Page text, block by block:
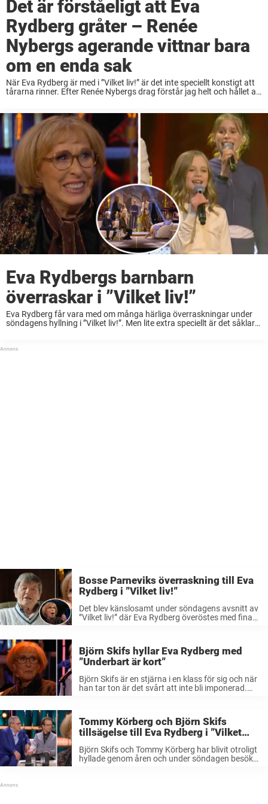
Det är förståeligt att Eva
Rydberg gråter – Renée
Nybergs agerande vittnar bara
om en enda sak
När Eva Rydberg är med i ”Vilket liv!” är det inte speciellt konstigt att
tårarna rinner. Efter Renée Nybergs drag förstår jag helt och hållet att
Eva Rydbergs barnbarn
överraskar i ”Vilket liv!”
Eva Rydberg får vara med om många härliga överraskningar under
söndagens hyllning i ”Vilket liv!”. Men lite extra speciellt är det såklart
Bosse Parneviks överraskning till Eva
Rydberg i ”Vilket liv!”
Det blev känslosamt under söndagens avsnitt av
”Vilket liv!” där Eva Rydberg överöstes med fina
Björn Skifs hyllar Eva Rydberg med
”Underbart är kort”
Björn Skifs är en stjärna i en klass för sig och när
han tar ton är det svårt att inte bli imponerad.
Tommy Körberg och Björn Skifs
tillsägelse till Eva Rydberg i ”Vilket
Björn Skifs och Tommy Körberg har blivit otroligt
hyllade genom åren och under söndagen besöker